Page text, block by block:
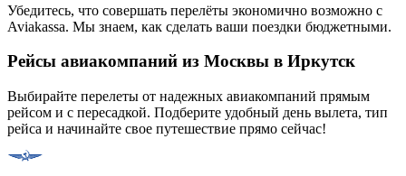
Убедитесь, что совершать перелёты экономично возможно с
Aviakassa. Мы знаем, как сделать ваши поездки бюджетными.
Рейсы авиакомпаний из Москвы в Иркутск
Выбирайте перелеты от надежных авиакомпаний прямым
рейсом и с пересадкой. Подберите удобный день вылета, тип
рейса и начинайте свое путешествие прямо сейчас!